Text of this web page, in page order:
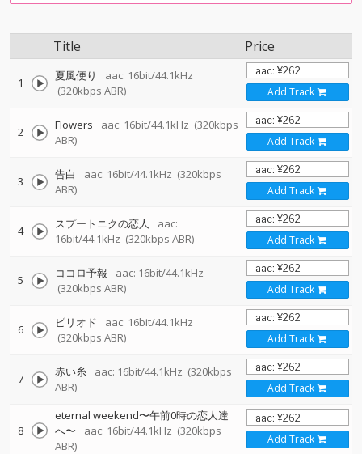
Title Price
1 夏風便り
aac: 16bit/44.1kHz
(320kbps ABR)
Add Track
2 Flowers aac: 16bit/44.1kHz (320kbps
ABR)
Add Track
3 告白 aac: 16bit/44.1kHz (320kbps
ABR)
Add Track
4 スプートニクの恋人
aac:
16bit/44.1kHz (320kbps ABR) Add Track
5 ココロ予報
aac: 16bit/44.1kHz
(320kbps ABR)
Add Track
6 ピリオド
aac: 16bit/44.1kHz
(320kbps ABR)
Add Track
7 赤い糸 aac: 16bit/44.1kHz (320kbps
ABR)
Add Track
8
eternal weekend〜午前0時の恋人達
へ〜
aac: 16bit/44.1kHz (320kbps
ABR)
Add Track